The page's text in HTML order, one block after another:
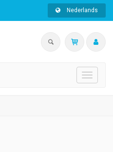
Nederlands
Toggle